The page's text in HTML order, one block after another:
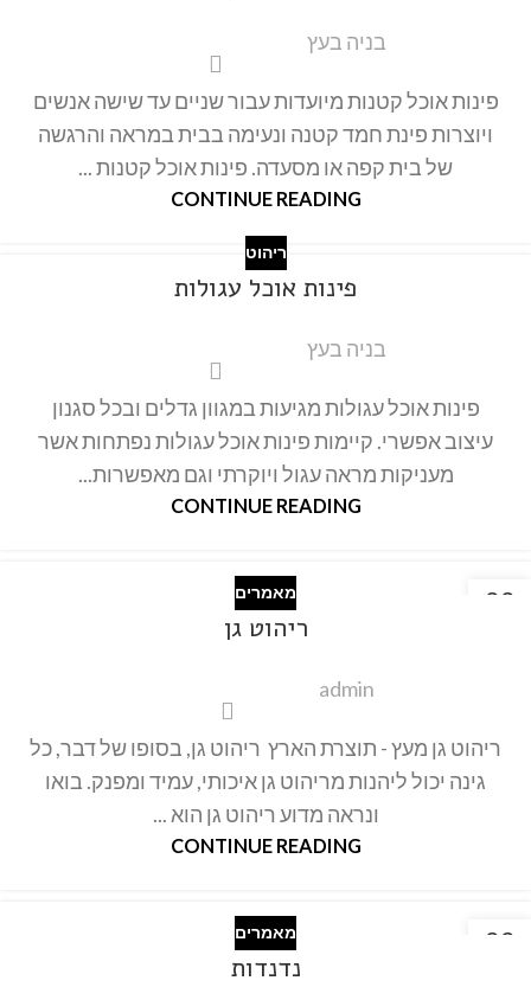
בניה בעץ
פינות אוכל קטנות מיועדות עבור שניים עד שישה אנשים
ויוצרות פינת חמד קטנה ונעימה בבית במראה והרגשה
של בית קפה או מסעדה. פינות אוכל קטנות ...
CONTINUE READING
ריהוט
פינות אוכל עגולות
בניה בעץ
פינות אוכל עגולות מגיעות במגוון גדלים ובכל סגנון
עיצוב אפשרי. קיימות פינות אוכל עגולות נפתחות אשר
מעניקות מראה עגול ויוקרתי וגם מאפשרות...
CONTINUE READING
22 מאמרים
ריהוט גן
admin
ריהוט גן מעץ - תוצרת הארץ ריהוט גן, בסופו של דבר, כל
גינה יכול ליהנות מריהוט גן איכותי, עמיד ומפנק. בואו
ונראה מדוע ריהוט גן הוא ...
CONTINUE READING
22 מאמרים
נדנדות